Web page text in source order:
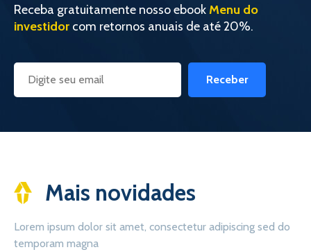
Receba gratuitamente nosso ebookMenu do
investidor com retornos anuais de até 20%.
Receber
Mais novidades
Lorem ipsum dolor sit amet, consectetur adipiscing sed do
temporam magna